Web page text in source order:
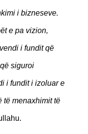
i bizneseve.
e pa vizion,
i fundit që
siguroi
i fundit i izoluar e
të menaxhimit të